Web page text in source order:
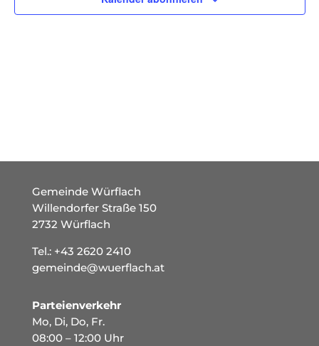
Gemeinde Würflach
Willendorfer Straße 150
2732 Würflach
Tel.: +43 2620 2410
gemeinde@wuerflach.at
Parteienverkehr
Mo, Di, Do, Fr.
08:00 – 12:00 Uhr